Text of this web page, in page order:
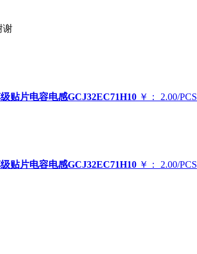
谢
贴片电容电感GCJ32EC71H10 ￥： 2.00/PCS
贴片电容电感GCJ32EC71H10 ￥： 2.00/PCS